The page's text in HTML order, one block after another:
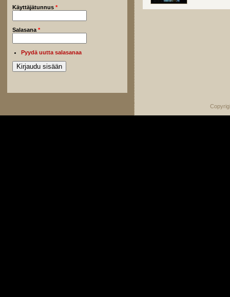
Käyttäjätunnus *
Salasana *
Pyydä uutta salasanaa